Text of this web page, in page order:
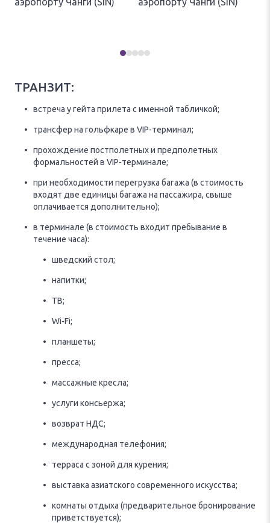
ТРАНЗИТ:
встреча у гейта прилета с именной табличкой;
трансфер на гольфкаре в VIP-терминал;
прохождение постполетных и предполетных
формальностей в VIP-терминале;
при необходимости перегрузка багажа (в стоимость
входят две единицы багажа на пассажира, свыше
оплачивается дополнительно);
в терминале (в стоимость входит пребывание в
течение часа):
шведский стол;
напитки;
ТВ;
Wi-Fi;
планшеты;
пресса;
массажные кресла;
услуги консьержа;
возврат НДС;
международная телефония;
терраса с зоной для курения;
выставка азиатского современного искусства;
комнаты отдыха (предварительное бронирование
приветствуется);